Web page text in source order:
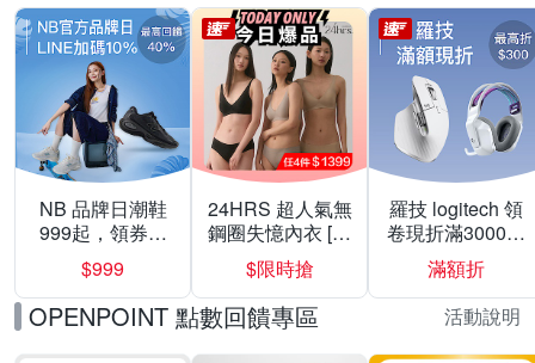
NB 品牌日潮鞋
999起，領券折
上折 最高回饋
40%
$999
24HRS 超人氣無
鋼圈失憶內衣 [熱
銷好評]
$限時搶
羅技 logitech 領
卷現折滿3000折
300
滿額折
OPENPOINT 點數回饋專區 活動說明